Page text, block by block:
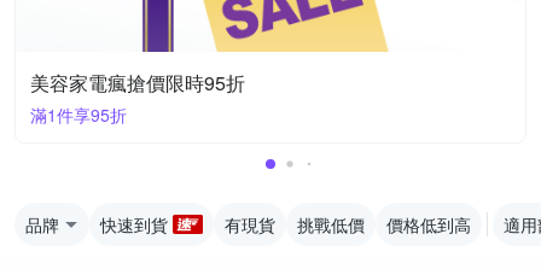
美容家電瘋搶價限時95折
滿1件享95折
品牌 快速到貨 有現貨 挑戰低價 價格低到高 適